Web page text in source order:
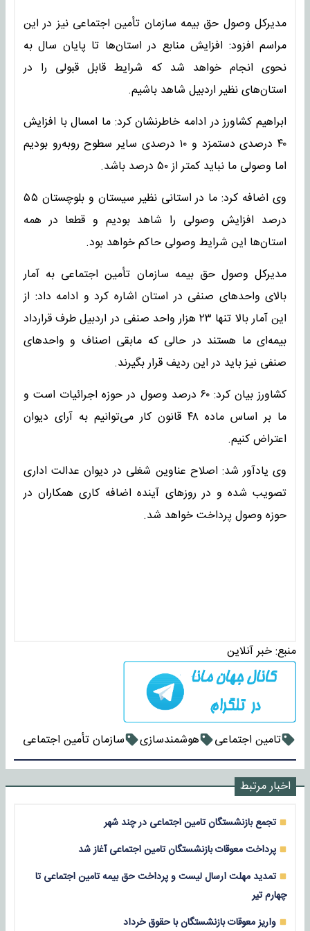
مدیرکل وصول حق بیمه سازمان تأمین اجتماعی نیز در این
مراسم افزود: افزایش منابع در استان‌ها تا پایان سال به
نحوی انجام خواهد شد که شرایط قابل قبولی را در
استان‌های نظیر اردبیل شاهد باشیم.
ابراهیم کشاورز در ادامه خاطرنشان کرد: ما امسال با افزایش
۴۰ درصدی دستمزد و ۱۰ درصدی سایر سطوح روبه‌رو بودیم
اما وصولی ما نباید کمتر از ۵۰ درصد باشد.
وی اضافه کرد: ما در استانی نظیر سیستان و بلوچستان ۵۵
درصد افزایش وصولی را شاهد بودیم و قطعا در همه
استان‌ها این شرایط وصولی حاکم خواهد بود.
مدیرکل وصول حق بیمه سازمان تأمین اجتماعی به آمار
بالای واحدهای صنفی در استان اشاره کرد و ادامه داد: از
این آمار بالا تنها ۲۳ هزار واحد صنفی در اردبیل طرف قرارداد
بیمه‌ای ما هستند در حالی که مابقی اصناف و واحدهای
صنفی نیز باید در این ردیف قرار بگیرند.
کشاورز بیان کرد: ۶۰ درصد وصول در حوزه اجرائیات است و
ما بر اساس ماده ۴۸ قانون کار می‌توانیم به آرای دیوان
اعتراض کنیم.
وی یادآور شد: اصلاح عناوین شغلی در دیوان عدالت اداری
تصویب شده و در روزهای آینده اضافه کاری همکاران در
حوزه وصول پرداخت خواهد شد.
منبع:خبر آنلاین
تامین اجتماعی هوشمندسازی سازمان تأمین اجتماعی
اخبار مرتبط
تجمع بازنشستگان تامین اجتماعی در چند شهر
پرداخت معوقات بازنشستگان تامین اجتماعی آغاز شد
تمدید مهلت ارسال لیست و پرداخت حق بیمه تامین اجتماعی تا
چهارم تیر
واریز معوقات بازنشستگان با حقوق خرداد